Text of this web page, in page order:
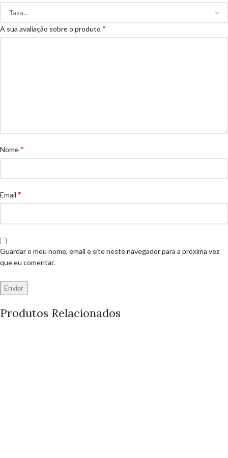
A sua avaliação sobre o produto *
Nome*
Email *
Guardar o meu nome, email e site neste navegador para a próxima vez
que eu comentar.
Produtos Relacionados